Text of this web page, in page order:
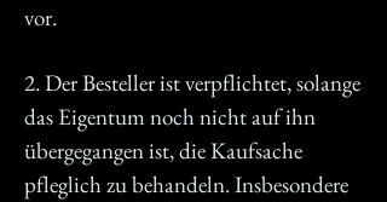
vor.
2. Der Besteller ist verpflichtet, solange
das Eigentum noch nicht auf ihn
übergegangen ist, die Kaufsache
pfleglich zu behandeln. Insbesondere